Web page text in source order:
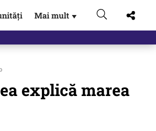
Mai mult ▼
explică marea